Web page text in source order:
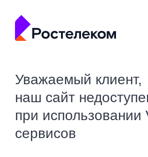
Уважаемый клиент,
наш сайт
при использовании
сервисов